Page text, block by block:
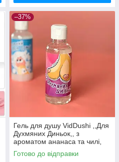
–37%
Гель для душу VidDushi ,,Для
Духмяних Диньок,, з
ароматом ананаса та чилі,
200 мл Вібратори
мастурбатори секс-шоп
Готово до відправки